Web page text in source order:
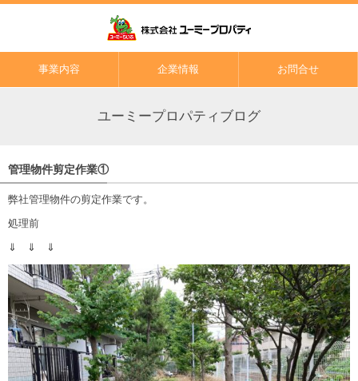
事業内容 企業情報 お問合せ
ユーミープロパティブログ
管理物件剪定作業①
弊社管理物件の剪定作業です。
処理前
⇓ ⇓ ⇓